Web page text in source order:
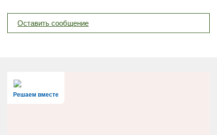
Оставить сообщение
Решаем вместе